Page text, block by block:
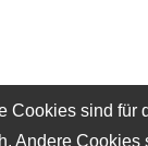
Cookies sind für
Andere Cookies